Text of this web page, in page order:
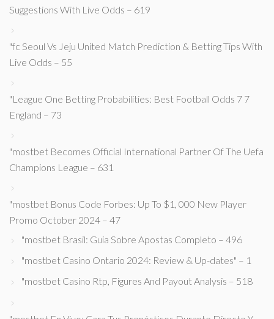
Suggestions With Live Odds – 619
"fc Seoul Vs Jeju United Match Prediction & Betting Tips With
Live Odds – 55
"League One Betting Probabilities: Best Football Odds 7 7
England – 73
"mostbet Becomes Official International Partner Of The Uefa
Champions League – 631
"mostbet Bonus Code Forbes: Up To $1, 000 New Player
Promo October 2024 – 47
"mostbet Brasil: Guia Sobre Apostas Completo – 496
"mostbet Casino Ontario 2024: Review & Up-dates" – 1
"mostbet Casino Rtp, Figures And Payout Analysis – 518